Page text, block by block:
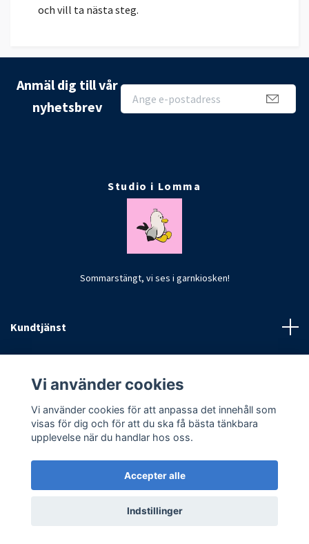
och vill ta nästa steg.
Anmäl dig till vår
nyhetsbrev
Studio i Lomma
Sommarstängt, vi ses i garnkiosken!
Kundtjänst
© 2026 CrochetByKim
Vi använder cookies
Vi använder cookies för att anpassa det innehåll som
visas för dig och för att du ska få bästa tänkbara
upplevelse när du handlar hos oss.
Accepter alle
Indstillinger